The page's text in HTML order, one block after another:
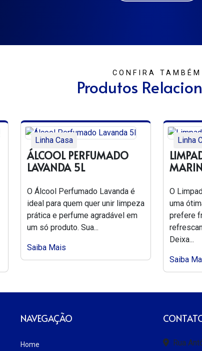
CONFIRA TAMBÉM
Produtos
Linha Casa
ÁLCOOL PERFUMADO
LAVANDA 5L
O Álcool Perfumado Lavanda é
ideal para quem quer unir limpeza
prática e perfume agradável em
um só produto. Sua...
Saiba Mais
Linha
O
uma
prefere
Deixa...
Saiba
NAVEGAÇÃO
Home
Rua